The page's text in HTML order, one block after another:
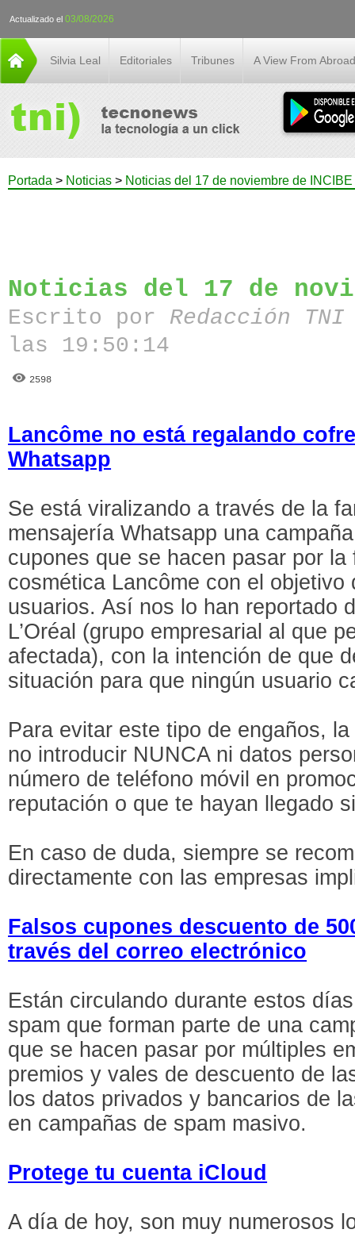
Actualizado el 03/08/2026
Silvia Leal Editoriales Tribunes A View From Abroad
Portada > Noticias > Noticias del 17 de noviembre de INCIBE
Noticias del 17 de
Escrito por Redacción
las 19:50:14
2598
Lancôme no está regalando
Whatsapp
Se está viralizando a través de la
mensajería Whatsapp una
cupones que se hacen pasar por la
cosmética Lancôme con el objetivo
usuarios. Así nos lo han reportado
L’Oréal (grupo empresarial al que
afectada), con la intención de que
situación para que ningún usuario
Para evitar este tipo de engaños,
no introducir NUNCA ni datos
número de teléfono móvil en
reputación o que te hayan llegado
En caso de duda, siempre se
directamente con las empresas
Falsos cupones descuento de
través del correo electrónico
Están circulando durante estos
spam que forman parte de una
que se hacen pasar por múltiples
premios y vales de descuento de
los datos privados y bancarios de
en campañas de spam masivo.
Protege tu cuenta iCloud
A día de hoy, son muy numerosos